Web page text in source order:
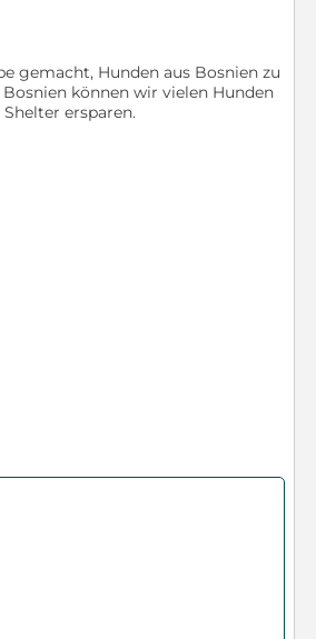
gemacht, Hunden aus Bosnien zu
können wir vielen Hunden
ersparen.